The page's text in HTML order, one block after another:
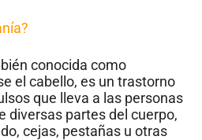
conocida como
el cabello, es un trastorno
que lleva a las personas
diversas partes del cuerpo,
cejas, pestañas u otras